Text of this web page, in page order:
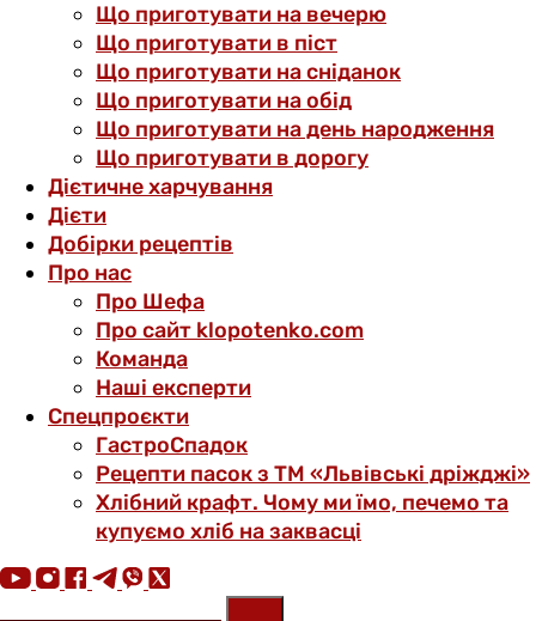
Що приготувати на вечерю
Що приготувати в піст
Що приготувати на сніданок
Що приготувати на обід
Що приготувати на день народження
Що приготувати в дорогу
Дієтичне харчування
Дієти
Добірки рецептів
Про нас
Про Шефа
Про сайт klopotenko.com
Команда
Наші експерти
Спецпроєкти
ГастроСпадок
Рецепти пасок з ТМ «Львівські дріжджі»
Хлібний крафт. Чому ми їмо, печемо та
купуємо хліб на заквасці